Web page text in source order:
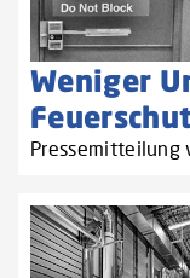
Weniger
Pressemitteilung